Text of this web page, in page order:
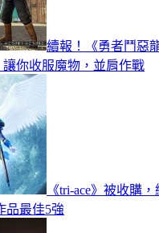
續報！《勇者鬥惡
你收服魔物，並肩作戰
《tri-ace》被收購
品最佳5強